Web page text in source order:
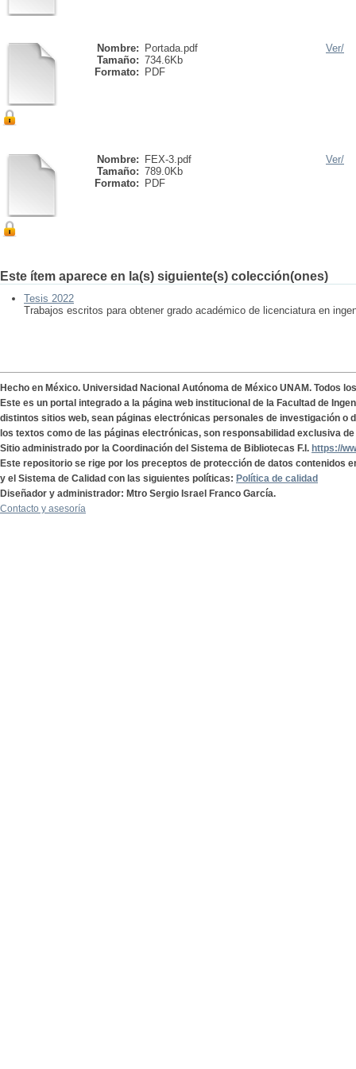
Nombre:
Portada.pdf
Tamaño: 734.6Kb
Formato:
PDF
Ver/
Nombre:
FEX-3.pdf
Tamaño: 789.0Kb
Formato:
PDF
Ver/
Este ítem aparece en la(s) siguiente(s) colección(ones)
Tesis 2022
Trabajos escritos para obtener grado académico de licenciatura en
Hecho en México. Universidad Nacional Autónoma de México UNAM. Todos
Este es un portal integrado a la página web institucional de la Facultad de
distintos sitios web, sean páginas electrónicas personales de investigación o
los textos como de las páginas electrónicas, son responsabilidad exclusiva
Sitio administrado por la Coordinación del Sistema de Bibliotecas F.I. https://
Este repositorio se rige por los preceptos de protección de datos contenidos
y el Sistema de Calidad con las siguientes políticas: Política de calidad
Diseñador y administrador: Mtro Sergio Israel Franco García.
Contacto y asesoría